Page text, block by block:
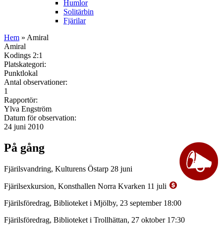
Humlor
Solitärbin
Fjärilar
Hem » Amiral
Amiral
Kodings 2:1
Platskategori:
Punktlokal
Antal observationer:
1
Rapportör:
Ylva Engström
Datum för observation:
24 juni 2010
På gång
Fjärilsvandring, Kulturens Östarp 28 juni
Fjärilsexkursion, Konsthallen Norra Kvarken 11 juli
Fjärilsföredrag, Biblioteket i Mjölby, 23 september 18:00
Fjärilsföredrag, Biblioteket i Trollhättan, 27 oktober 17:30